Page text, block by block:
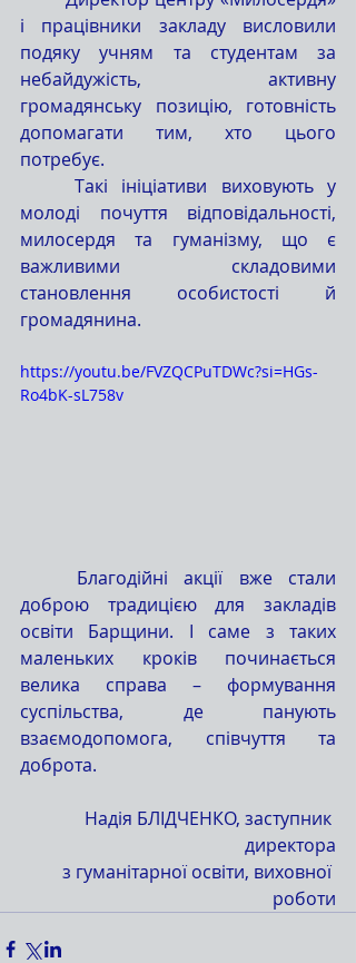
і працівники закладу висловили
подяку учням та студентам за
небайдужість, активну
громадянську позицію, готовність
допомагати тим, хто цього
потребує.
молоді почуття відповідальності,
милосердя та гуманізму, що є
важливими складовими
становлення особистості й
громадянина.
https://youtu.be/FVZQCPuTDWc?si=HGs-
Ro4bK-sL758v
доброю традицією для закладів
освіти Барщини. І саме з таких
маленьких кроків починається
велика справа – формування
суспільства, де панують
взаємодопомога, співчуття та
доброта.
Надія БЛІДЧЕНКО, заступник
директора
з гуманітарної освіти, виховної
роботи